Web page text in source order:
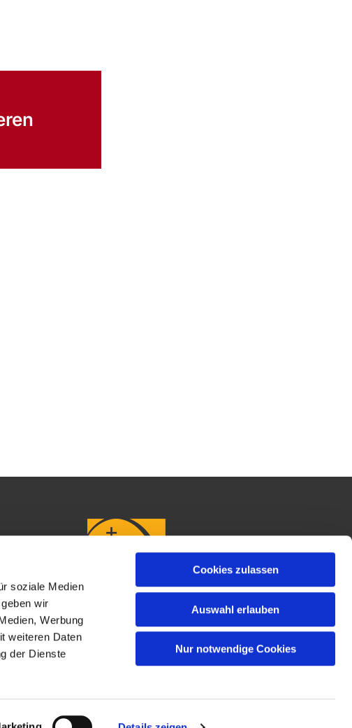
soziale Medien
wir
Werbung
weiteren Daten
der Dienste
Cookies zulassen
Auswahl erlauben
Nur notwendige Cookies
Login